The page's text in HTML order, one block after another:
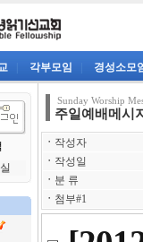
각부모임 경성소모
Sunday Worship
주일예배메시지
ㆍ 작성자
ㆍ 작성일
ㆍ 분 류
ㆍ 첨부#1